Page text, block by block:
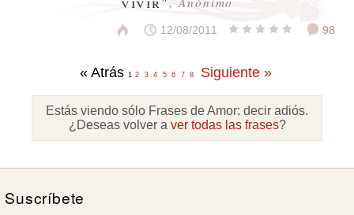
12/08/2011 98
« Atrás 1 2 3 4 5 6 7 8 Siguiente »
Estás viendo sólo Frases de Amor: decir adiós.
¿Deseas volver a ver todas las frases?
Suscríbete